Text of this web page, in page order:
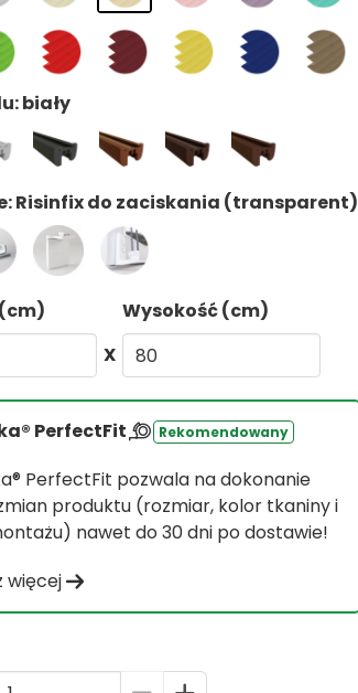
biały
Risinfix do zaciskania (transparent)
X
Wysokość (cm)
PerfectFit Rekomendowany
PerfectFit pozwala na dokonanie
produktu (rozmiar, kolor tkaniny i
nawet do 30 dni po dostawie!
więcej